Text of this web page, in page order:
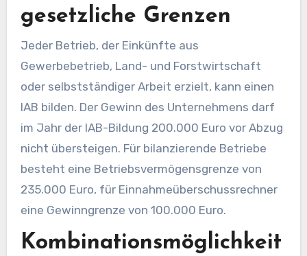
gesetzliche Grenzen
Jeder Betrieb, der Einkünfte aus
Gewerbebetrieb, Land- und Forstwirtschaft
oder selbstständiger Arbeit erzielt, kann einen
IAB bilden. Der Gewinn des Unternehmens darf
im Jahr der IAB-Bildung 200.000 Euro vor Abzug
nicht übersteigen. Für bilanzierende Betriebe
besteht eine Betriebsvermögensgrenze von
235.000 Euro, für Einnahmeüberschussrechner
eine Gewinngrenze von 100.000 Euro.
Kombinationsmöglichkeit